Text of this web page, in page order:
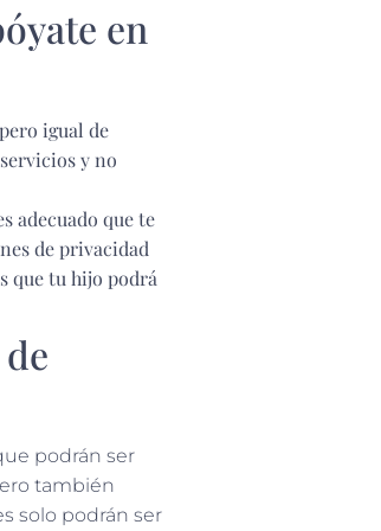
en
igual de
y no
adecuado que te
de privacidad
que tu hijo podrá
podrán ser
también
solo podrán ser